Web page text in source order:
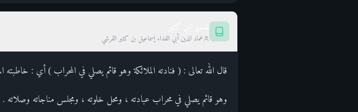
عماد الدين أبي الفداء إسماعيل بن كثير القرشي
قال الله تعالى : ( فنادته الملائكة وهو قائم يصلي في المحراب ) أي : خاطبته
وهو قائم يصلي في محراب عبادته ، ومحل خلوته ، ومجلس مناجاته وصلاته .